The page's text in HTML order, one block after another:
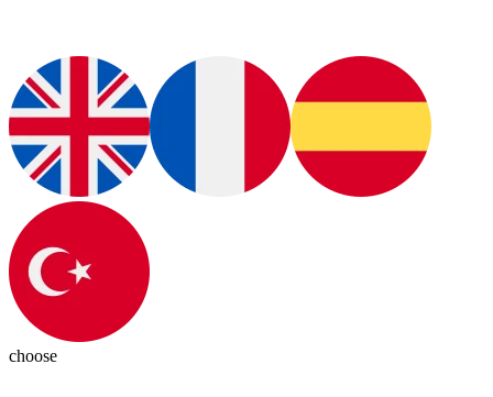
choose